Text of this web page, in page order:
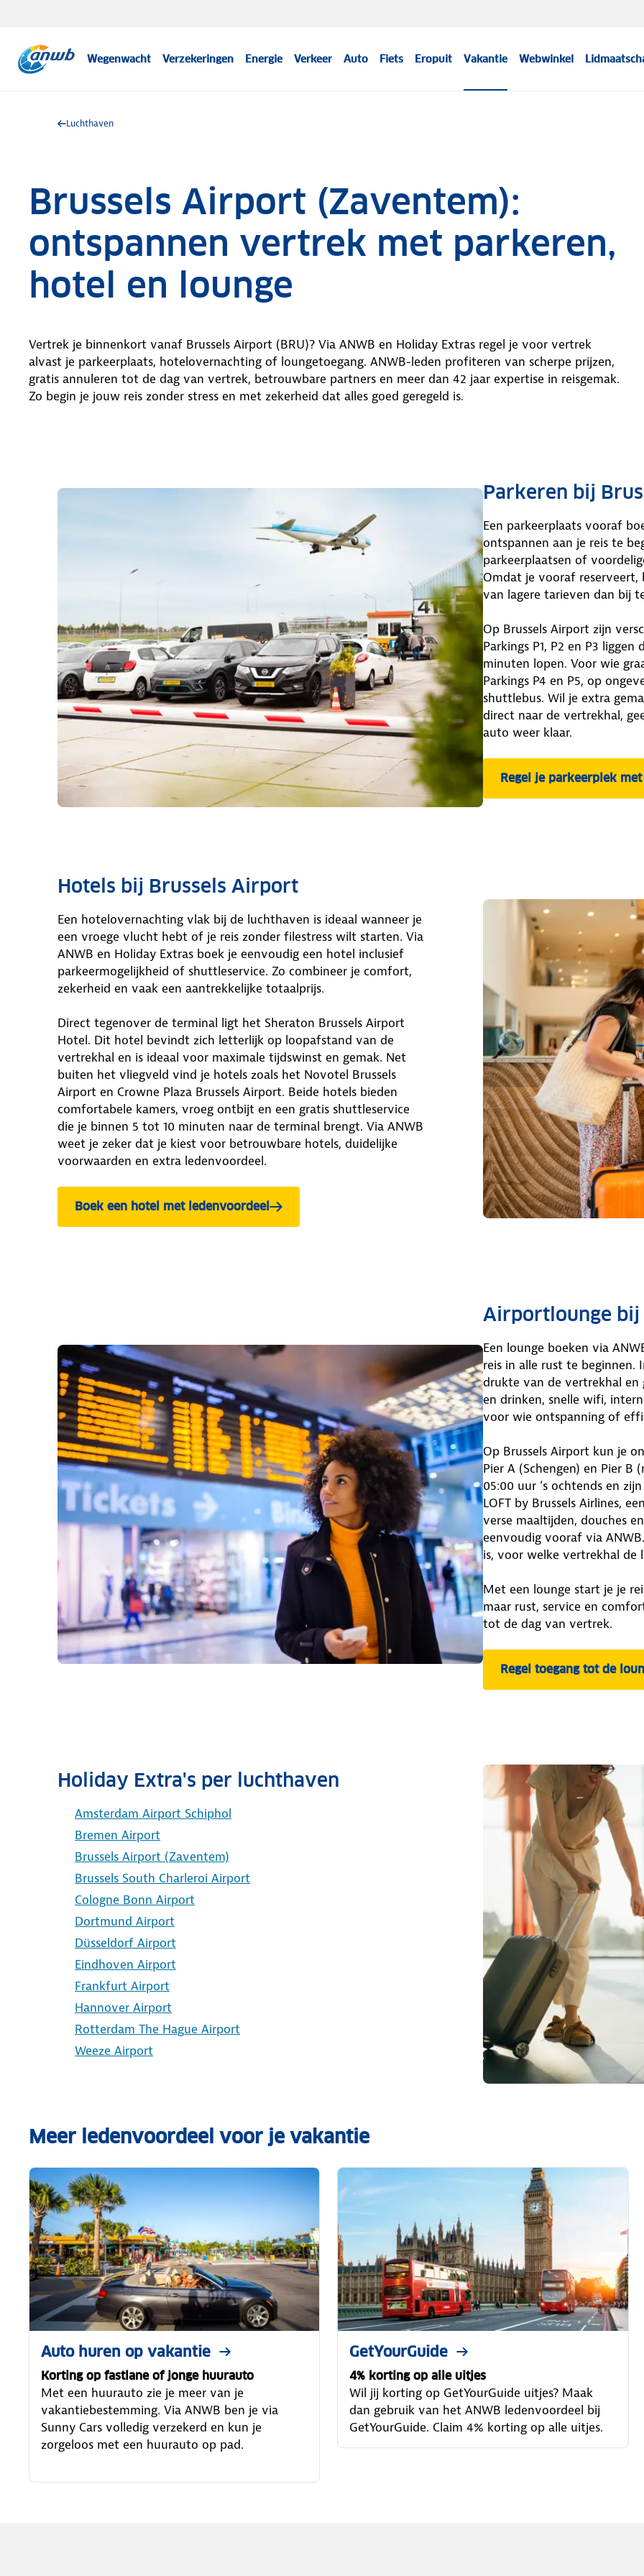
Wegenwacht Verzekeringen Energie Verkeer Auto Fiets Eropuit Vakantie Webwinkel
Luchthaven
Brussels Airport (Zaventem):
ontspannen vertrek met parkeren,
hotel en lounge
Vertrek je binnenkort vanaf Brussels Airport (BRU)? Via ANWB en Holiday Extras regel je voor vertrek
alvast je parkeerplaats, hotelovernachting of loungetoegang. ANWB-leden profiteren van scherpe prijzen,
gratis annuleren tot de dag van vertrek, betrouwbare partners en meer dan 42 jaar expertise in reisgemak.
Zo begin je jouw reis zonder stress en met zekerheid dat alles goed geregeld is.
Parkeren bij
Een parkeerplaats vooraf
ontspannen aan je reis te
parkeerplaatsen of
Omdat je vooraf
van lagere tarieven dan bij
Op Brussels Airport zijn
Parkings P1, P2 en P3
minuten lopen. Voor wie
Parkings P4 en P5, op
shuttlebus. Wil je extra
direct naar de vertrekhal,
auto weer klaar.
Regel je parkeerplek
Hotels bij Brussels Airport
Een hotelovernachting vlak bij de luchthaven is ideaal wanneer je
een vroege vlucht hebt of je reis zonder filestress wilt starten. Via
ANWB en Holiday Extras boek je eenvoudig een hotel inclusief
parkeermogelijkheid of shuttleservice. Zo combineer je comfort,
zekerheid en vaak een aantrekkelijke totaalprijs.
Direct tegenover de terminal ligt het Sheraton Brussels Airport
Hotel. Dit hotel bevindt zich letterlijk op loopafstand van de
vertrekhal en is ideaal voor maximale tijdswinst en gemak. Net
buiten het vliegveld vind je hotels zoals het Novotel Brussels
Airport en Crowne Plaza Brussels Airport. Beide hotels bieden
comfortabele kamers, vroeg ontbijt en een gratis shuttleservice
die je binnen 5 tot 10 minuten naar de terminal brengt. Via ANWB
weet je zeker dat je kiest voor betrouwbare hotels, duidelijke
voorwaarden en extra ledenvoordeel.
Boek een hotel met ledenvoordeel
Airportlounge
Een lounge boeken via
reis in alle rust te beginnen.
drukte van de vertrekhal
en drinken, snelle wifi,
voor wie ontspanning of
Op Brussels Airport kun je
Pier A (Schengen) en Pier B
05:00 uur ‘s ochtends en
LOFT by Brussels Airlines,
verse maaltijden, douches
eenvoudig vooraf via
is, voor welke vertrekhal
Met een lounge start je je
maar rust, service en
tot de dag van vertrek.
Regel toegang tot de
Holiday Extra's per luchthaven
Amsterdam Airport Schiphol
Bremen Airport
Brussels Airport (Zaventem)
Brussels South Charleroi Airport
Cologne Bonn Airport
Dortmund Airport
Düsseldorf Airport
Eindhoven Airport
Frankfurt Airport
Hannover Airport
Rotterdam The Hague Airport
Weeze Airport
Meer ledenvoordeel voor je vakantie
Auto huren op vakantie
Korting op fastlane of jonge huurauto
Met een huurauto zie je meer van je
vakantiebestemming. Via ANWB ben je via
Sunny Cars volledig verzekerd en kun je
zorgeloos met een huurauto op pad.
GetYourGuide
4% korting op alle uitjes
Wil jij korting op GetYourGuide uitjes? Maak
dan gebruik van het ANWB ledenvoordeel bij
GetYourGuide. Claim 4% korting op alle uitjes.